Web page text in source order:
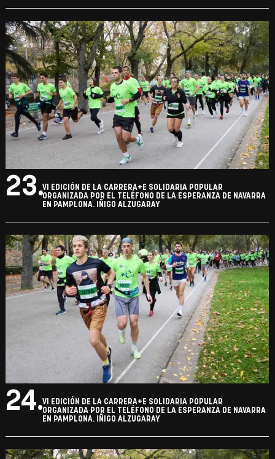
23.VI EDICIÓN DE LA CARRERA+E SOLIDARIA POPULAR
ORGANIZADA POR EL TELÉFONO DE LA ESPERANZA DE NAVARRA
EN PAMPLONA. IÑIGO ALZUGARAY
24.VI EDICIÓN DE LA CARRERA+E SOLIDARIA POPULAR
ORGANIZADA POR EL TELÉFONO DE LA ESPERANZA DE NAVARRA
EN PAMPLONA. IÑIGO ALZUGARAY